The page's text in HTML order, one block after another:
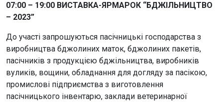
07:00 – 19:00 ВИСТАВКА-ЯРМАРОК “БДЖІЛЬНИЦТВО
– 2023”
До участі запрошуються пасічницькі господарства з
виробництва бджолиних маток, бджолиних пакетів,
пасічників з продукцією бджільництва, виробників
вуликів, вощини, обладнання для догляду за пасікою,
промислові підприємства з виготовлення
пасічницького інвентарю, заклади ветеринарної